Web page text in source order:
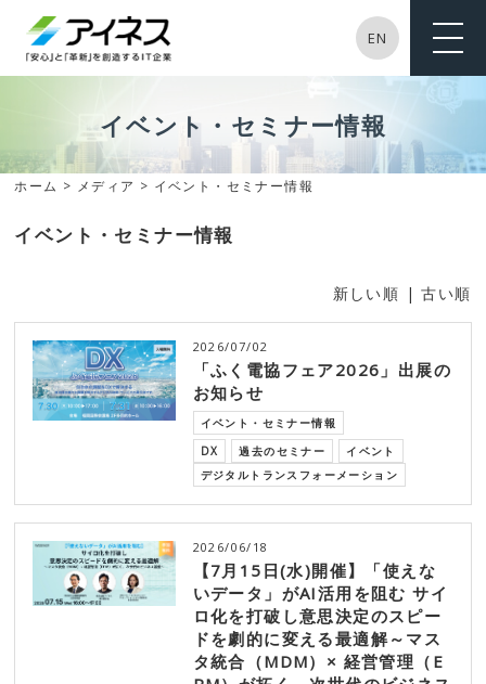
EN
ホーム > メディア > イベント・セミナー情報
イベント・セミナー情報
イベント・セミナー情報
新しい順 |古い順
2026/07/02
「ふく電協フェア2026」出展の
お知らせ
イベント・セミナー情報
DX
過去のセミナー
イベント
デジタルトランスフォーメーション
2026/06/18
【7月15日(水)開催】「使えな
いデータ」がAI活用を阻む サイ
ロ化を打破し意思決定のスピー
ドを劇的に変える最適解～マス
タ統合（MDM）× 経営管理（E